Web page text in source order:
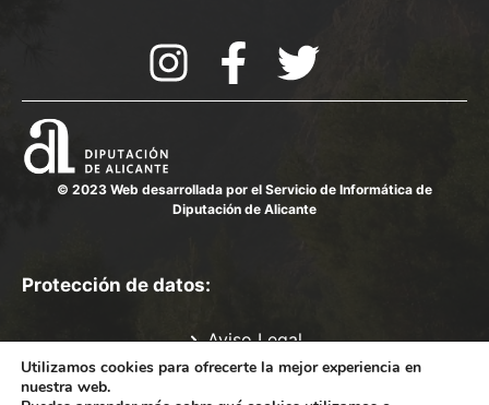
© 2023 Web desarrollada por el Servicio de Informática de
Diputación de Alicante
Protección de datos:
Aviso Legal
Política de Privacidad
Utilizamos cookies para ofrecerte la mejor experiencia en
nuestra web.